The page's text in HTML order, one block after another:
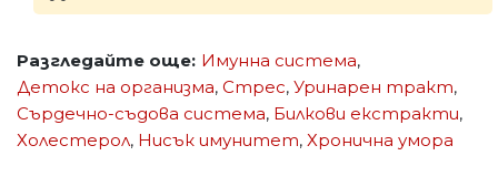
Разгледайте още: Имунна система,
Детокс на организма, Стрес, Уринарен тракт,
Сърдечно-съдова система, Билкови екстракти,
Холестерол, Нисък имунитет, Хронична умора